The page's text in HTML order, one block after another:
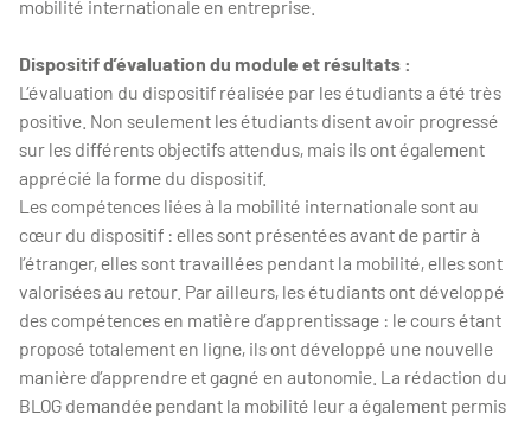
mobilité internationale en entreprise.
Dispositif d’évaluation du module et résultats :
L’évaluation du dispositif réalisée par les étudiants a été très
positive. Non seulement les étudiants disent avoir progressé
sur les différents objectifs attendus, mais ils ont également
apprécié la forme du dispositif.
Les compétences liées à la mobilité internationale sont au
cœur du dispositif : elles sont présentées avant de partir à
l’étranger, elles sont travaillées pendant la mobilité, elles sont
valorisées au retour. Par ailleurs, les étudiants ont développé
des compétences en matière d’apprentissage : le cours étant
proposé totalement en ligne, ils ont développé une nouvelle
manière d’apprendre et gagné en autonomie. La rédaction du
BLOG demandée pendant la mobilité leur a également permis